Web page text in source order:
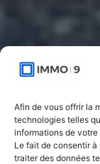
Afin de vous offrir la
technologies telles
informations de votre
Le fait de consentir à
traiter des données